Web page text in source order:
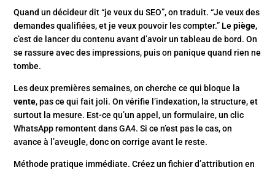
Quand un décideur dit “je veux du SEO”, on traduit. “Je veux des
demandes qualifiées, et je veux pouvoir les compter.” Lepiège,
c’est de lancer du contenu avant d’avoir un tableau de bord. On
se rassure avec des impressions, puis on panique quand rien ne
tombe.
Les deux premières semaines, on cherche ce qui bloque la
vente, pas ce qui fait joli. On vérifie l’indexation, la structure, et
surtout la mesure. Est-ce qu’un appel, un formulaire, un clic
WhatsApp remontent dans GA4. Si ce n’est pas le cas, on
avance à l’aveugle, donc on corrige avant le reste.
Méthode pratique immédiate. Créez un fichier d’attribution en